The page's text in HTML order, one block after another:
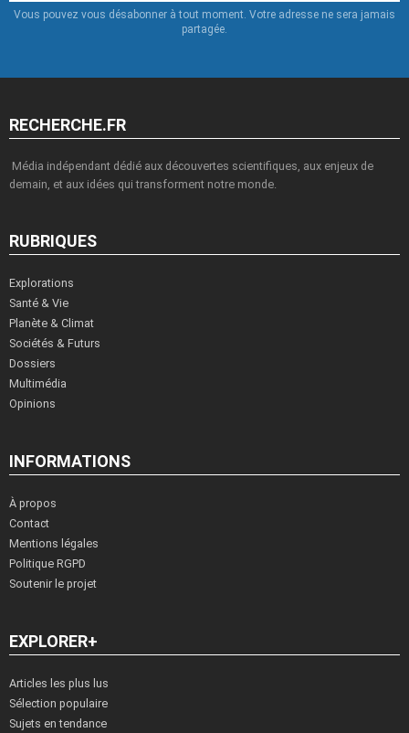
Vous pouvez vous désabonner à tout moment. Votre adresse ne sera jamais
partagée.
RECHERCHE.FR
Média indépendant dédié aux découvertes scientifiques, aux enjeux de
demain, et aux idées qui transforment notre monde.
RUBRIQUES
Explorations
Santé & Vie
Planète & Climat
Sociétés & Futurs
Dossiers
Multimédia
Opinions
INFORMATIONS
À propos
Contact
Mentions légales
Politique RGPD
Soutenir le projet
EXPLORER+
Articles les plus lus
Sélection populaire
Sujets en tendance